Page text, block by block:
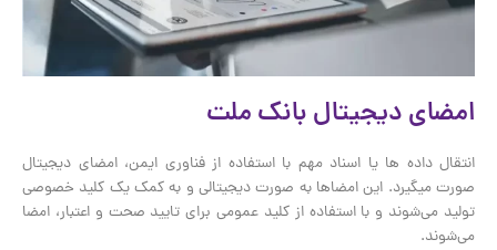
امضای دیجیتال بانک ملت
انتقال داده ها یا اسناد مهم با استفاده از فناوری ایمن، امضای دیجیتال
صورت میگیرد. این امضاها به صورت دیجیتالی و به کمک یک کلید خصوصی
تولید می‌شوند و با استفاده از کلید عمومی برای تایید صحت و اعتبار، امضا
می‌شوند.